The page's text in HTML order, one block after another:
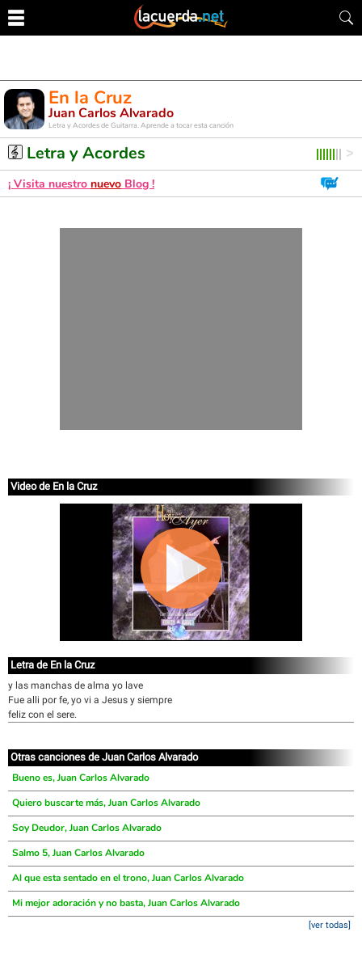
En la Cruz
Juan Carlos Alvarado
Letra y Acordes de Guitarra. Aprende a tocar esta canción
Letra y Acordes
¡ Visita nuestro nuevo Blog !
Video de En la Cruz
Letra de En la Cruz
y las manchas de alma yo lave
Fue alli por fe, yo vi a Jesus y siempre
feliz con el sere.
Otras canciones de Juan Carlos Alvarado
Bueno es, Juan Carlos Alvarado
Quiero buscarte más, Juan Carlos Alvarado
Soy Deudor, Juan Carlos Alvarado
Salmo 5, Juan Carlos Alvarado
Al que esta sentado en el trono, Juan Carlos Alvarado
Mi mejor adoración y no basta, Juan Carlos Alvarado
[ver todas]